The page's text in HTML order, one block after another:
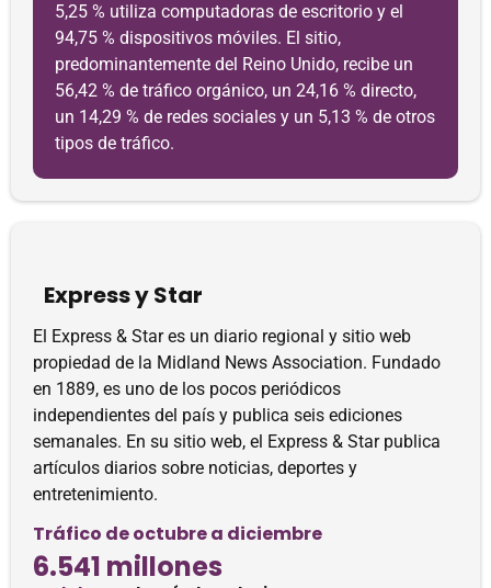
5,25 % utiliza computadoras de escritorio y el
94,75 % dispositivos móviles. El sitio,
predominantemente del Reino Unido, recibe un
56,42 % de tráfico orgánico, un 24,16 % directo,
un 14,29 % de redes sociales y un 5,13 % de otros
tipos de tráfico.
Express y Star
El Express & Star es un diario regional y sitio web
propiedad de la Midland News Association. Fundado
en 1889, es uno de los pocos periódicos
independientes del país y publica seis ediciones
semanales. En su sitio web, el Express & Star publica
artículos diarios sobre noticias, deportes y
entretenimiento.
Tráfico de octubre a diciembre
6.541 millones